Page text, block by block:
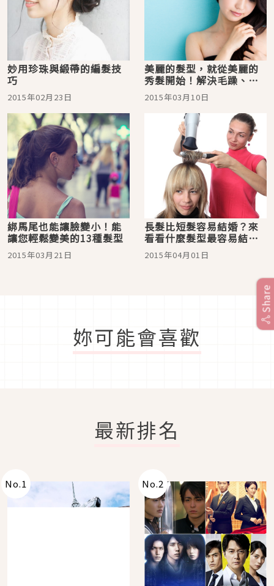
妙用珍珠與緞帶的編髮技
巧
2015年02月23日
美麗的髮型，就從美麗的
秀髮開始！解決毛躁、老
化等頭髮煩惱的保養方法
2015年03月10日
綁馬尾也能讓臉變小！能
讓您輕鬆變美的13種髮型
2015年03月21日
長髮比短髮容易結婚？來
看看什麼髮型最容易結婚
哦！
2015年04月01日
妳可能會喜歡
最新排名
No.1 No.2
Share